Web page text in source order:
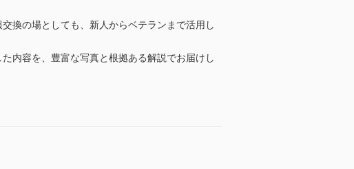
換の場としても、新人からベテランまで活用し
内容を、豊富な写真と根拠ある解説でお届けし